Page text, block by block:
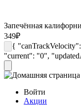
Запечённая
349₽
{
"current": "0",
Войти
Акции